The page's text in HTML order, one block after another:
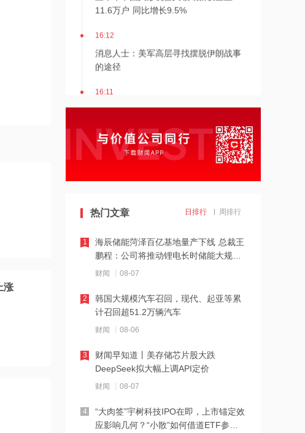
涨
11.6万户 同比增长9.5%
16:12
消息人士：美军高层寻找摆脱伊朗战事
的途径
16:11
日本2027财年防卫预算申请额创新高
16:10
阳光电源：FCC政策主要限制新产品认
中信聚信落子南京
14:07
德适-B半年报亮眼：AI 收入翻倍 完成AI
14:04
千亿级私募景林大调仓！清仓英伟达
14:00
河南省“三支一扶”启动重考
13:50
热门文章 日排行 周排行
海辰储能菏泽百亿基地量产下线 总裁王
鹏程：公司将推动锂电长时储能大规模
交付
财闻 08-07
1
韩国大规模汽车召回，现代、起亚等累
计召回超51.2万辆汽车
财闻 08-06
2
财闻早知道丨美存储芯片股大跌
DeepSeek拟大幅上调API定价
财闻 08-07
3
“大肉签”宇树科技IPO在即，上市锚定效
应影响几何？“小散”如何借道ETF参
4